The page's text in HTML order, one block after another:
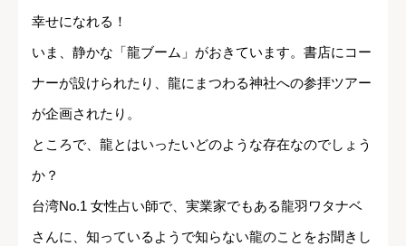
幸せになれる！
いま、静かな「龍ブーム」がおきています。書店にコー
ナーが設けられたり、龍にまつわる神社への参拝ツアー
が企画されたり。
ところで、龍とはいったいどのような存在なのでしょう
か？
台湾No.1 女性占い師で、実業家でもある龍羽ワタナベ
さんに、知っているようで知らない龍のことをお聞きし